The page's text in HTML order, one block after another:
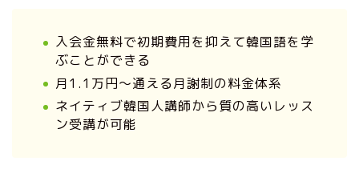
入会金無料で初期費用を抑えて韓国語を学
ぶことができる
月1.1万円〜通える月謝制の料金体系
ネイティブ韓国人講師から質の高いレッス
ン受講が可能